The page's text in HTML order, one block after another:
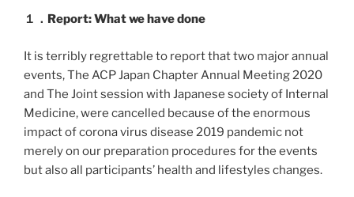
１．Report: What we have done
It is terribly regrettable to report that two major annual
events, The ACP Japan Chapter Annual Meeting 2020
and The Joint session with Japanese society of Internal
Medicine, were cancelled because of the enormous
impact of corona virus disease 2019 pandemic not
merely on our preparation procedures for the events
but also all participants’ health and lifestyles changes.